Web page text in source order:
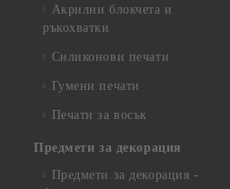
Акрилни блокчета и
ръкохватки
Силиконови печати
Гумени печати
Печати за восък
Предмети за декорация
Предмети за декорация -